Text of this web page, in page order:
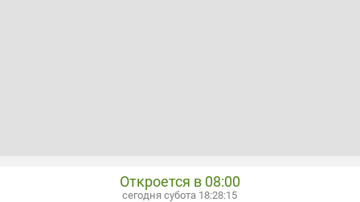
Откроется в 08:00
сегодня субота 18:28:16